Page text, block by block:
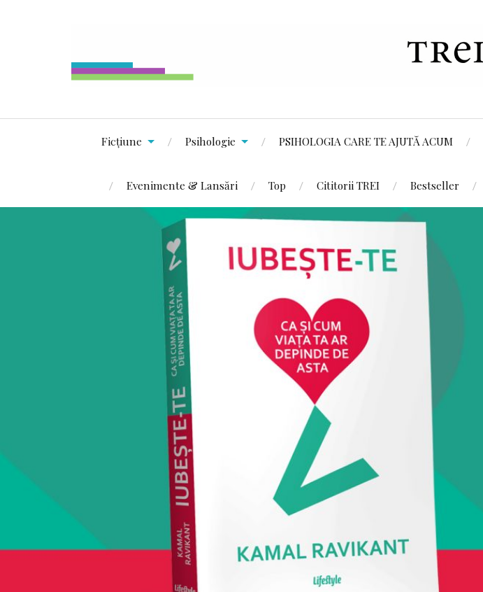
Ficțiune Psihologie PSIHOLOGIA CARE TE AJUTĂ ACUM
Evenimente & Lansări Top Cititorii TREI Bestseller